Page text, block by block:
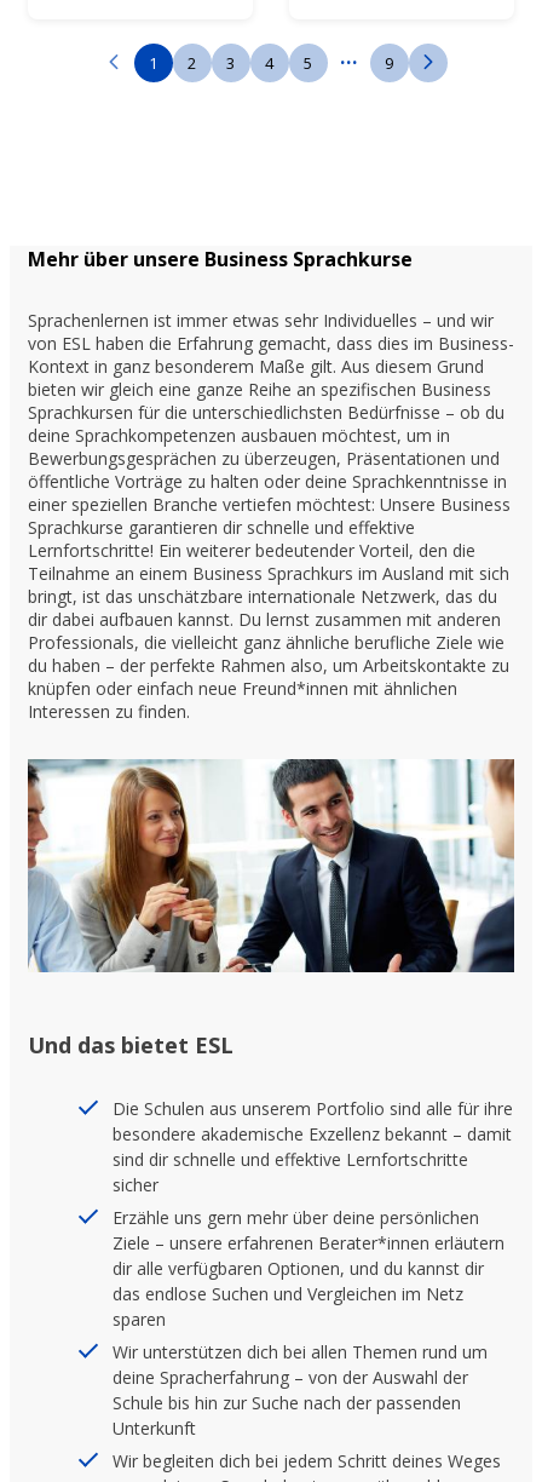
1 2 3 4 5 ... 9
Mehr über unsere Business Sprachkurse
Sprachenlernen ist immer etwas sehr Individuelles – und wir
von ESL haben die Erfahrung gemacht, dass dies im Business-
Kontext in ganz besonderem Maße gilt. Aus diesem Grund
bieten wir gleich eine ganze Reihe an spezifischen Business
Sprachkursen für die unterschiedlichsten Bedürfnisse – ob du
deine Sprachkompetenzen ausbauen möchtest, um in
Bewerbungsgesprächen zu überzeugen, Präsentationen und
öffentliche Vorträge zu halten oder deine Sprachkenntnisse in
einer speziellen Branche vertiefen möchtest: Unsere Business
Sprachkurse garantieren dir schnelle und effektive
Lernfortschritte! Ein weiterer bedeutender Vorteil, den die
Teilnahme an einem Business Sprachkurs im Ausland mit sich
bringt, ist das unschätzbare internationale Netzwerk, das du
dir dabei aufbauen kannst. Du lernst zusammen mit anderen
Professionals, die vielleicht ganz ähnliche berufliche Ziele wie
du haben – der perfekte Rahmen also, um Arbeitskontakte zu
knüpfen oder einfach neue Freund*innen mit ähnlichen
Interessen zu finden.
Und das bietet ESL
Die Schulen aus unserem Portfolio sind alle für ihre
besondere akademische Exzellenz bekannt – damit
sind dir schnelle und effektive Lernfortschritte
sicher
Erzähle uns gern mehr über deine persönlichen
Ziele – unsere erfahrenen Berater*innen erläutern
dir alle verfügbaren Optionen, und du kannst dir
das endlose Suchen und Vergleichen im Netz
sparen
Wir unterstützen dich bei allen Themen rund um
deine Spracherfahrung – von der Auswahl der
Schule bis hin zur Suche nach der passenden
Unterkunft
Wir begleiten dich bei jedem Schritt deines Weges